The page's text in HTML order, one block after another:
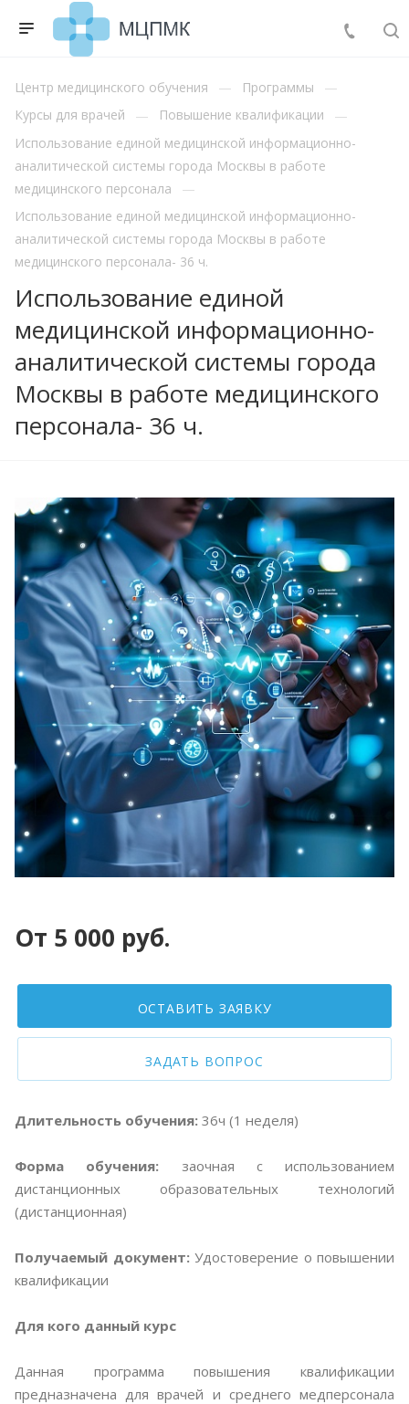
Центр медицинского обучения
Программы
Курсы для врачей
Повышение квалификации
Использование единой медицинской информационно-
аналитической системы города Москвы в работе
медицинского персонала
Использование единой медицинской информационно-
аналитической системы города Москвы в работе
медицинского персонала- 36 ч.
Использование единой
медицинской информационно-
аналитической системы города
Москвы в работе медицинского
персонала- 36 ч.
От 5 000 руб.
ОСТАВИТЬ ЗАЯВКУ
ЗАДАТЬ ВОПРОС
Длительность обучения: 36ч (1 неделя)
Форма обучения: заочная с использованием
дистанционных образовательных технологий
(дистанционная)
Получаемый документ: Удостоверение о повышении
квалификации
Для кого данный курс
Данная программа повышения квалификации
предназначена для врачей и среднего медперсонала